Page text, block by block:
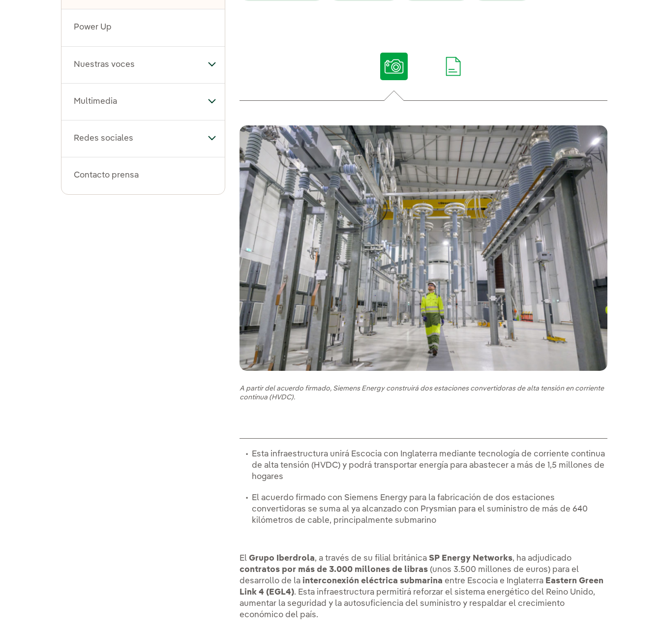
Power Up
Nuestras voces Alternar el submenú para Nuestras voces
Multimedia Alternar el submenú para Multimedia
Redes sociales Alternar el submenú para Redes sociales
Contacto prensa
A partir del acuerdo firmado, Siemens Energy construirá dos estaciones convertidoras de alta tensión en corriente
continua (HVDC).
Esta infraestructura unirá Escocia con Inglaterra mediante tecnología de corriente continua
de alta tensión (HVDC) y podrá transportar energía para abastecer a más de 1,5 millones de
hogares
El acuerdo firmado con Siemens Energy para la fabricación de dos estaciones
convertidoras se suma al ya alcanzado con Prysmian para el suministro de más de 640
kilómetros de cable, principalmente submarino
El Grupo Iberdrola, a través de su filial británica SP Energy Networks, ha adjudicado
contratos por más de 3.000 millones de libras (unos 3.500 millones de euros) para el
desarrollo de la interconexión eléctrica submarina entre Escocia e Inglaterra Eastern Green
Link 4 (EGL4). Esta infraestructura permitirá reforzar el sistema energético del Reino Unido,
aumentar la seguridad y la autosuficiencia del suministro y respaldar el crecimiento
económico del país.